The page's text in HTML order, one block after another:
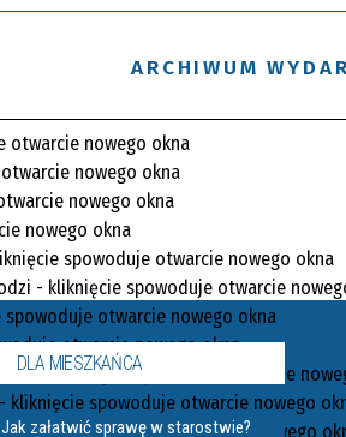
ARCHIWUM
DLA MIESZKAŃCA
Jak załatwić sprawę w starostwie?